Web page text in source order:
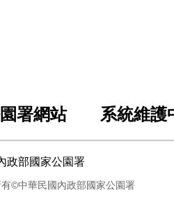
園署網站 系統維護
政部國家公園署
©中華民國內政部國家公園署